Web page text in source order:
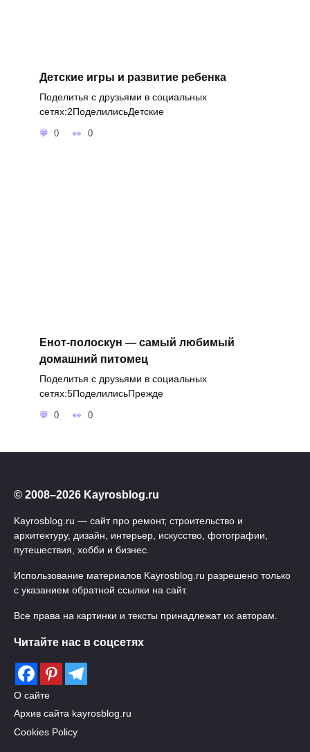
Детские игры и развитие ребенка
Поделитья с друзьями в социальных
сетях:2ПоделилисьДетские
0 0
Енот-полоскун — самый любимый
домашний питомец
Поделитья с друзьями в социальных
сетях:5ПоделилисьПрежде
0 0
© 2008–2026 Kayrosblog.ru
Kayrosblog.ru — сайт про ремонт, строительство и
архитектуру, дизайн, интерьер, искусство, фотографии,
путешествия, хобби и бизнес.
Использование материалов Kayrosblog.ru разрешено только
с указанием обратной ссылки на сайт.
Все права на картинки и тексты принадлежат их авторам.
Читайте нас в соцсетях
О сайте
Архив сайта kayrosblog.ru
Cookies Policy